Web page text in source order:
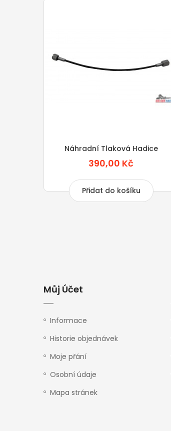
Náhradní Tlaková Hadice
390,00 Kč
Přidat do košíku
Můj Účet
Informace
Historie objednávek
Moje přání
Osobní údaje
Mapa stránek